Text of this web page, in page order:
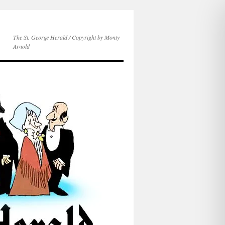
The St. George Herald / Copyright by Monty
Arnold